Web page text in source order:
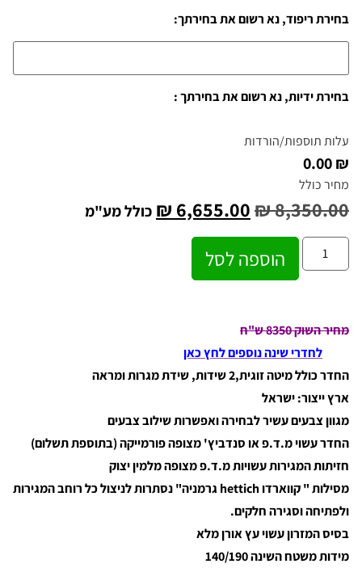
בחירת ריפוד, נא רשום את בחירתך:
בחירת ידיות, נא רשום את בחירתך :
עלות תוספות/הורדות
₪ 0.00
מחיר כולל
₪8,350.00
₪ 6,655.00 כולל מע"מ
הוספה לסל
מחיר השוק 8350 ש"ח
לחדרי שינה נוספים לחץ כאן
החדר כולל מיטה זוגית,2 שידות, שידת מגרות ומראה
ארץ ייצור: ישראל
מגוון צבעים עשיר לבחירה ואפשרות שילוב צבעים
החדר עשוי מ.ד.פ או סנדביץ' מצופה פורמייקה (בתוספת תשלום)
חזיתות המגירות עשויות מ.ד.פ מצופה מלמין יצוק
מסילות " קווארדו hettich גרמניה" נסתרות לניצול כל רוחב המגירות
ולפתיחה וסגירה חלקים.
בסיס המזרון עשוי עץ אורן מלא
מידות משטח השינה 140/190